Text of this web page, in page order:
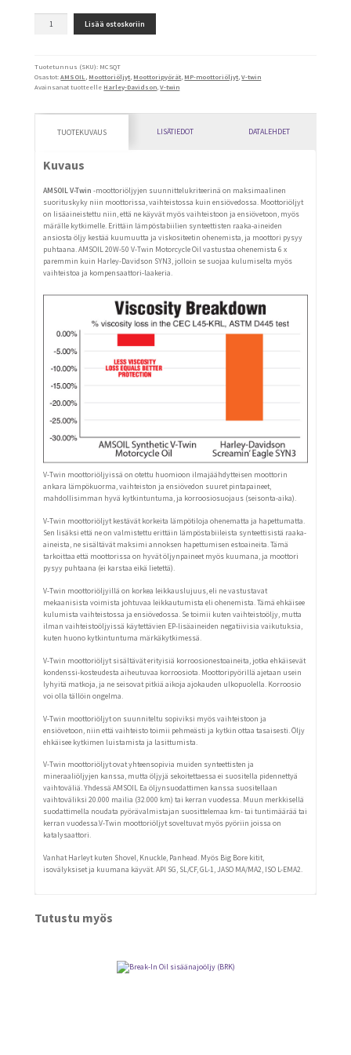
Twin
määrä
Lisää ostoskoriin
Tuotetunnus (SKU): MCSQT
Osastot:AMSOIL, Moottoriöljyt, Moottoripyörät, MP-moottoriöljyt,V-twin
Avainsanat tuotteelle Harley-Davidson,V-twin
TUOTEKUVAUS LISÄTIEDOT DATALEHDET
Kuvaus
AMSOIL V-Twin-moottoriöljyjen suunnittelukriteerinä on maksimaalinen
suorituskyky niin moottorissa, vaihteistossa kuin ensiövedossa. Moottoriöljyt
on lisäaineistettu niin, että ne käyvät myös vaihteistoon ja ensiövetoon, myös
märälle kytkimelle. Erittäin lämpöstabiilien synteettisten raaka-aineiden
ansiosta öljy kestää kuumuutta ja viskositeetin ohenemista, ja moottori pysyy
puhtaana. AMSOIL 20W-50 V-Twin Motorcycle Oil vastustaa ohenemista 6 x
paremmin kuin Harley-Davidson SYN3, jolloin se suojaa kulumiselta myös
vaihteistoa ja kompensaattori-laakeria.
V-Twin moottoriöljyissä on otettu huomioon ilmajäähdytteisen moottorin
ankara lämpökuorma, vaihteiston ja ensiövedon suuret pintapaineet,
mahdollisimman hyvä kytkintuntuma, ja korroosiosuojaus (seisonta-aika).
V-Twin moottoriöljyt kestävät korkeita lämpötiloja ohenematta ja hapettumatta.
Sen lisäksi että ne on valmistettu erittäin lämpöstabiileista synteettisistä raaka-
aineista, ne sisältävät maksimi annoksen hapettumisen estoaineita. Tämä
tarkoittaa että moottorissa on hyvät öljynpaineet myös kuumana, ja moottori
pysyy puhtaana (ei karstaa eikä lietettä).
V-Twin moottoriöljyillä on korkea leikkauslujuus, eli ne vastustavat
mekaanisista voimista johtuvaa leikkautumista eli ohenemista. Tämä ehkäisee
kulumista vaihteistossa ja ensiövedossa. Se toimii kuten vaihteistoöljy, mutta
ilman vaihteistoöljyissä käytettävien EP-lisäaineiden negatiivisia vaikutuksia,
kuten huono kytkintuntuma märkäkytkimessä.
V-Twin moottoriöljyt sisältävät erityisiä korroosionestoaineita, jotka ehkäisevät
kondenssi-kosteudesta aiheutuvaa korroosiota. Moottoripyörillä ajetaan usein
lyhyitä matkoja, ja ne seisovat pitkiä aikoja ajokauden ulkopuolella. Korroosio
voi olla tällöin ongelma.
V-Twin moottoriöljyt on suunniteltu sopiviksi myös vaihteistoon ja
ensiövetoon, niin että vaihteisto toimii pehmeästi ja kytkin ottaa tasaisesti. Öljy
ehkäisee kytkimen luistamista ja lasittumista.
V-Twin moottoriöljyt ovat yhteensopivia muiden synteettisten ja
mineraaliöljyjen kanssa, mutta öljyjä sekoitettaessa ei suositella pidennettyä
vaihtoväliä. Yhdessä AMSOIL Ea öljynsuodattimen kanssa suositellaan
vaihtoväliksi 20.000 mailia (32.000 km) tai kerran vuodessa. Muun merkkisellä
suodattimella noudata pyörävalmistajan suosittelemaa km- tai tuntimäärää tai
kerran vuodessa.V-Twin moottoriöljyt soveltuvat myös pyöriin joissa on
katalysaattori.
Vanhat Harleyt kuten Shovel, Knuckle, Panhead. Myös Big Bore kitit,
isovälyksiset ja kuumana käyvät. API SG, SL/CF, GL-1, JASO MA/MA2, ISO L-EMA2.
Tutustu myös